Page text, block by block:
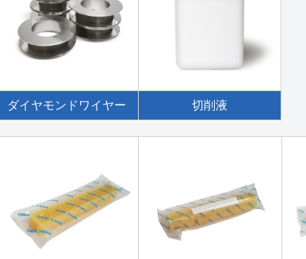
ダイヤモンドワイヤー 切削液